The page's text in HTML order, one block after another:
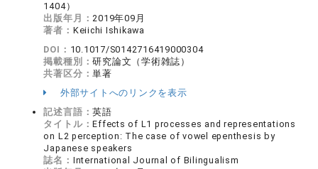
1404）
出版年月：2019年09月
著者： Keiichi Ishikawa
DOI： 10.1017/S0142716419000304
掲載種別：研究論文（学術雑誌）
共著区分：単著
外部サイトへのリンクを表示
記述言語：英語
タイトル：Effects of L1 processes and representations
on L2 perception: The case of vowel epenthesis by
Japanese speakers
誌名： International Journal of Bilingualism